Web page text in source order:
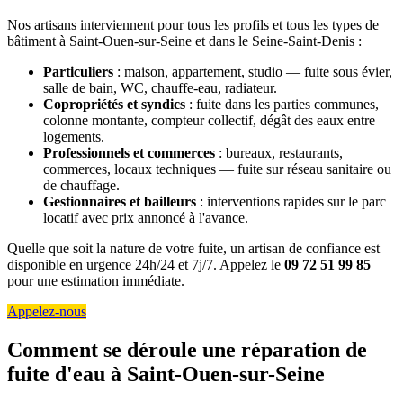
Nos artisans interviennent pour tous les profils et tous les types de
bâtiment à Saint-Ouen-sur-Seine et dans le Seine-Saint-Denis :
Particuliers : maison, appartement, studio — fuite sous évier,
salle de bain, WC, chauffe-eau, radiateur.
Copropriétés et syndics : fuite dans les parties communes,
colonne montante, compteur collectif, dégât des eaux entre
logements.
Professionnels et commerces : bureaux, restaurants,
commerces, locaux techniques — fuite sur réseau sanitaire ou
de chauffage.
Gestionnaires et bailleurs : interventions rapides sur le parc
locatif avec prix annoncé à l'avance.
Quelle que soit la nature de votre fuite, un artisan de confiance est
disponible en urgence 24h/24 et 7j/7. Appelez le 09 72 51 99 85
pour une estimation immédiate.
Appelez-nous
Comment se déroule une réparation de
fuite d'eau à Saint-Ouen-sur-Seine